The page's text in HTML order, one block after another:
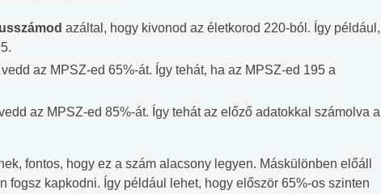
azáltal, hogy kivonod az életkorod 220-ból. Így például,
az MPSZ-ed 65%-át. Így tehát, ha az MPSZ-ed 195 a
az MPSZ-ed 85%-át. Így tehát az előző adatokkal számolva a
fontos, hogy ez a szám alacsony legyen. Máskülönben előáll
fogsz kapkodni. Így például lehet, hogy először 65%-os szinten